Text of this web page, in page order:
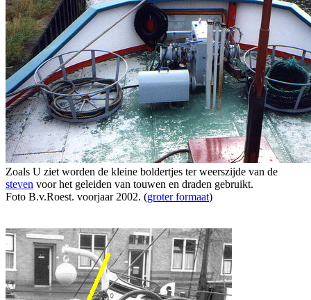
Zoals U ziet worden de kleine boldertjes ter weerszijde van de
steven voor het geleiden van touwen en draden gebruikt.
Foto B.v.Roest. voorjaar 2002. (groter formaat)